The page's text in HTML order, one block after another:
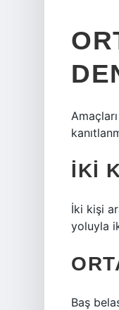
İKI
İki kişi
yoluyla
Baş